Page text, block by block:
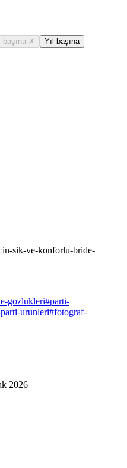
başına ✗ Yıl başına
sik-ve-konforlu-bride-
gozlukleri#parti-
urunleri#fotograf-
2026